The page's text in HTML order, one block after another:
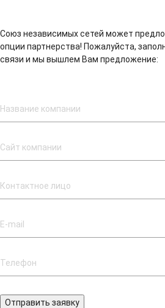
Союз независимых сетей может
опции партнерства! Пожалуйста,
связи и мы вышлем Вам предложение:
Отправить заявку